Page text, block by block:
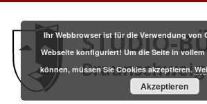
STUDIO-
Braunschweig
Ihr Webbrowser ist für die Verwendung von
Webseite konfiguriert! Um die Seite in
können, müssen Sie Cookies akzeptieren.
Akzeptieren